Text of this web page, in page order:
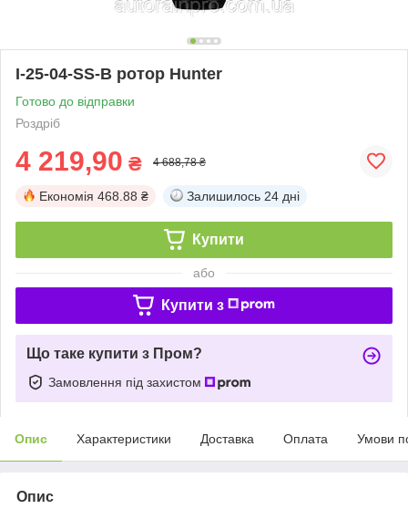
I-25-04-SS-B ротор Hunter
Готово до відправки
Роздріб
4 219,90 ₴ 4 688,78 ₴
Економія 468.88 ₴ Залишилось 24 дні
Купити
або
Купити з
Що таке купити з Пром?
Замовлення під захистом
Опис Характеристики Доставка Оплата Умови
Опис